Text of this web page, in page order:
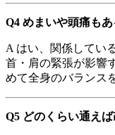
Q4 めまいや頭痛も
A はい、関係してい
首・肩の緊張が影響
めて全身のバランス
Q5 どのくらい通え